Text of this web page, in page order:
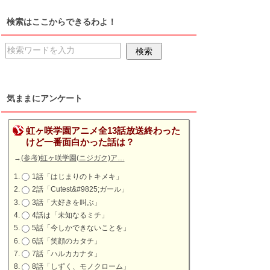
検索はここからできるわよ！
気ままにアンケート
虹ヶ咲学園アニメ全13話放送終わった
けど一番面白かった話は？
→(参考)虹ヶ咲学園(ニジガク)ア…
1話「はじまりのトキメキ」
2話「Cutest&#9825;ガール」
3話「大好きを叫ぶ」
4話は「未知なるミチ」
5話「今しかできないことを」
6話「笑顔のカタチ」
7話「ハルカカナタ」
8話「しずく、モノクローム」